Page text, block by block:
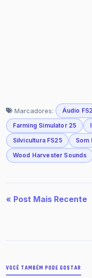
Marcadores: Áudio
Farming Simulator 25
Silvicultura FS25
Som
Wood Harvester Sounds
« Post Mais Recente
VOCÊ TAMBÉM PODE GOSTAR